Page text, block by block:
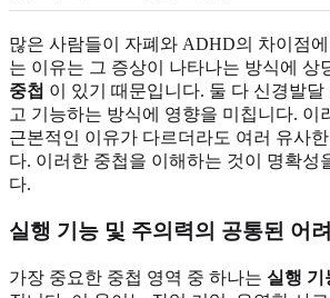
많은 사람들이 자폐와 ADHD의 차이점
는 이유는 그 증상이 나타나는 방식에 상
중첩 이 있기 때문입니다. 둘 다 신경발
고 기능하는 방식에 영향을 미칩니다. 이
근본적인 이유가 다르더라도 여러 유사
다. 이러한 중첩을 이해하는 것이 명확성
다.
실행 기능 및 주의력의 공통된 어
가장 중요한 중첩 영역 중 하나는 실행 기